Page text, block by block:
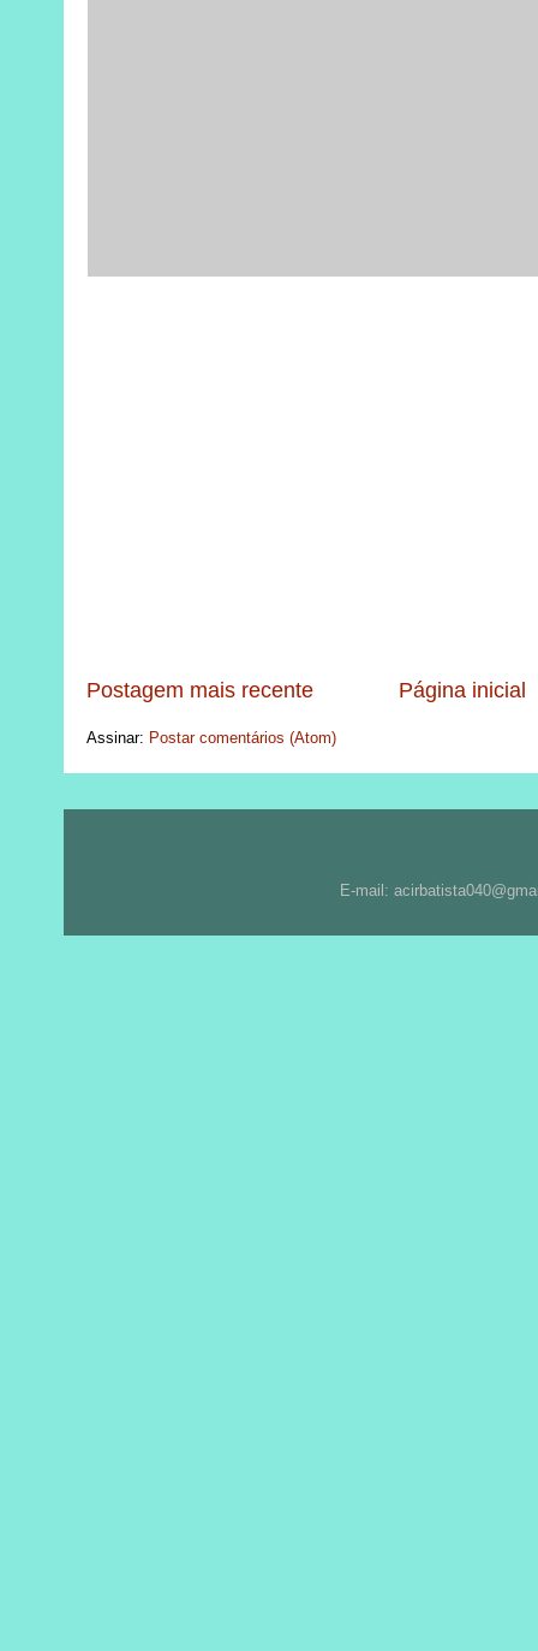
Postagem mais recente Página inicial
Assinar: Postar comentários (Atom)
E-mail: